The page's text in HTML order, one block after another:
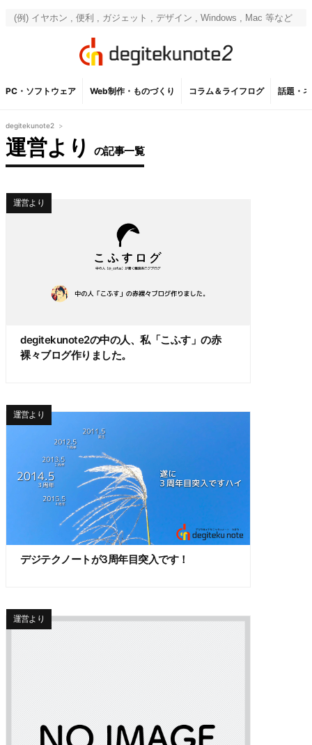
PC・ソフトウェア Web制作・ものづくり コラム＆ライフログ 話題・
degitekunote2 >
運営より の記事一覧
degitekunote2の中の人、私「こふす」の赤
裸々ブログ作りました。
運営より
デジテクノートが3周年目突入です！
運営より
運営より